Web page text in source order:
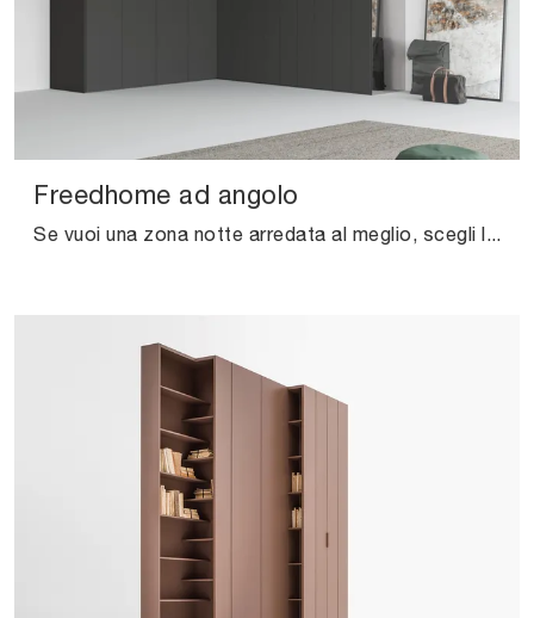
Freedhome ad angolo
Se vuoi una zona notte arredata al meglio, scegli l'armadio Freedhome ad angolo con ante a soffietto di Caccaro!